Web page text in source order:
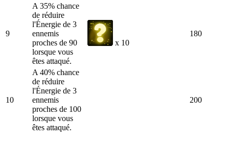
9
A 35% chance
de réduire
l'Énergie de 3
ennemis
proches de 90
lorsque vous
êtes attaqué.
x 10
180
10
A 40% chance
de réduire
l'Énergie de 3
ennemis
proches de 100
lorsque vous
êtes attaqué.
200